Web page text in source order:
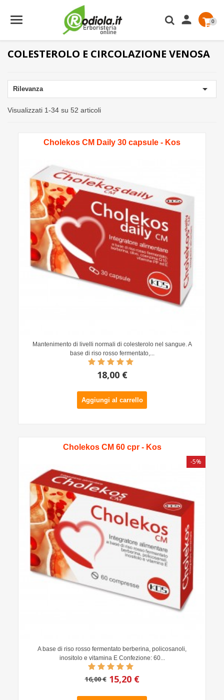
 0
COLESTEROLO E CIRCOLAZIONE VENOSA
Rilevanza 
Visualizzati 1-34 su 52 articoli
Cholekos CM Daily 30 capsule - Kos
Mantenimento di livelli normali di colesterolo nel sangue. A
base di riso rosso fermentato,...
18,00 €
Aggiungi al carrello
Cholekos CM 60 cpr - Kos
A base di riso rosso fermentato berberina, policosanoli,
inositolo e vitamina E Confezione: 60...
16,00 €
-5%
15,20 €